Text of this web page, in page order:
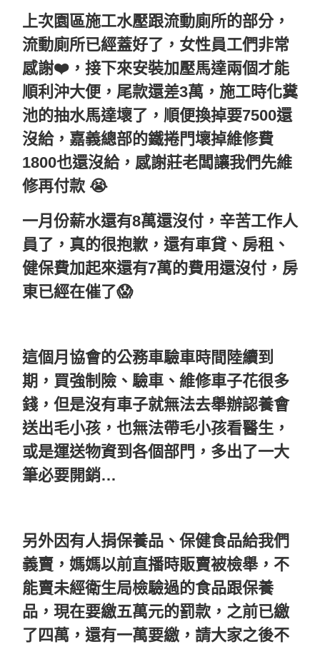
上次園區施工水壓跟流動廁所的部分，
流動廁所已經蓋好了，女性員工們非常
感謝❤️，接下來安裝加壓馬達兩個才能
順利沖大便，尾款還差3萬，施工時化糞
池的抽水馬達壞了，順便換掉要7500還
沒給，嘉義總部的鐵捲門壞掉維修費
1800也還沒給，感謝莊老闆讓我們先維
修再付款 😭
一月份薪水還有8萬還沒付，辛苦工作人
員了，真的很抱歉，還有車貸、房租、
健保費加起來還有7萬的費用還沒付，房
東已經在催了😱
這個月協會的公務車驗車時間陸續到
期，買強制險、驗車、維修車子花很多
錢，但是沒有車子就無法去舉辦認養會
送出毛小孩，也無法帶毛小孩看醫生，
或是運送物資到各個部門，多出了一大
筆必要開銷…
另外因有人捐保養品、保健食品給我們
義賣，媽媽以前直播時販賣被檢舉，不
能賣未經衛生局檢驗過的食品跟保養
品，現在要繳五萬元的罰款，之前已繳
了四萬，還有一萬要繳，請大家之後不